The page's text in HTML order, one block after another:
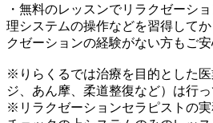
・無料のレッスンでリラクゼーシ
理システムの操作などを習得して
クゼーションの経験がない方もご安
※りらくるでは治療を目的とした
ジ、あん摩、柔道整復など）は行っ
※リラクゼーションセラピストの